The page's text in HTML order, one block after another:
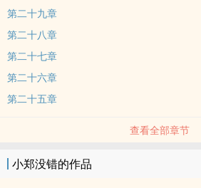
有虐
排雷：有qj、xn、强制、窒息等情节，无法
笔名：野又弥生
第二十九章
第二十八章
第二十七章
第二十六章
第二十五章
查看全部章节
小郑没错的作品